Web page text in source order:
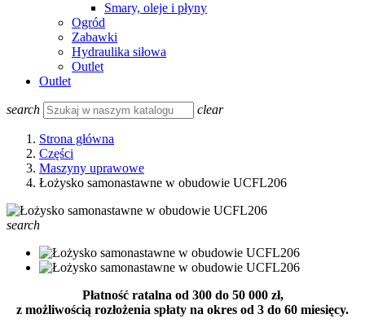
Smary, oleje i płyny
Ogród
Zabawki
Hydraulika siłowa
Outlet
Outlet
search clear
Strona główna
Części
Maszyny uprawowe
Łożysko samonastawne w obudowie UCFL206
search
Płatność ratalna od 300 do 50 000 zł,
z możliwością rozłożenia spłaty na okres od 3 do 60 miesięcy.